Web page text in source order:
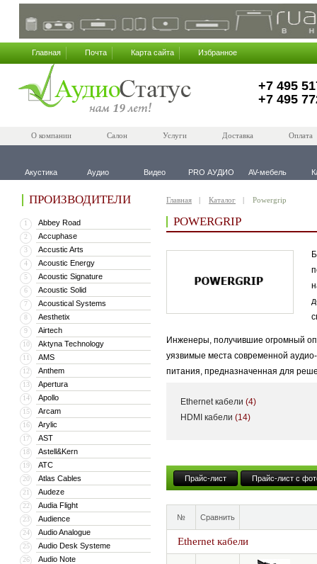
Главная Почта Карта сайта Избранное
+7 495
+7 495
О компании Салон Услуги Доставка Оплата
Акустика Аудио Видео PRO АУДИО AV-мебель
ПРОИЗВОДИТЕЛИ
1 Abbey Road
2 Accuphase
3 Accustic Arts
4 Acoustic Energy
5 Acoustic Signature
6 Acoustic Solid
7 Acoustical Systems
8 Aesthetix
9 Airtech
10 Aktyna Technology
11 AMS
12 Anthem
13 Apertura
14 Apollo
15 Arcam
16 Arylic
17 AST
18 Astell&Kern
19 ATC
20 Atlas Cables
21 Audeze
22 Audia Flight
23 Audience
24 Audio Analogue
25 Audio Desk Systeme
26 Audio Note
Главная Каталог Powergrip
POWERGRIP
Инженеры, получившие огромный
уязвимые места современной
питания, предназначенная для
Кроме того, новая модель
Таким образом, с продуктами
Ethernet кабели (4)
HDMI кабели (14)
Прайс-лист Прайс-лист с
№ Сравнить
Ethernet кабели